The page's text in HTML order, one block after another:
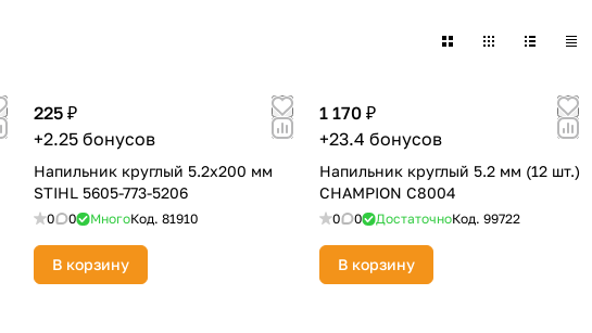
225 ₽
+2.25 бонусов
Напильник круглый 5.2х200 мм
STIHL 5605-773-5206
0 0 МногоКод. 81910
В корзину
1 170 ₽
+23.4 бонусов
Напильник круглый 5.2 мм (12 шт.)
CHAMPION C8004
0 0 ДостаточноКод. 99722
В корзину